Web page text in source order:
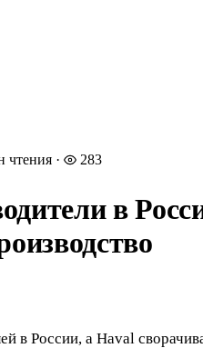
чтения · 283
в
в России, а Haval